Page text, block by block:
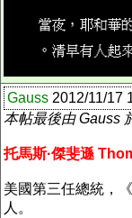
Gauss 2012/11/17
本帖最後由 Gauss
托馬斯·傑斐遜
美國第三任總統，
人。